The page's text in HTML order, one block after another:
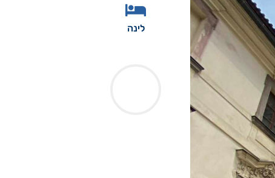
לינה